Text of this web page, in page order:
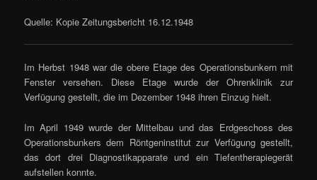
Quelle: Kopie Zeitungsbericht 16.12.1948
Im Herbst 1948 war die obere Etage des Operationsbunkern mit
Fenster versehen. Diese Etage wurde der Ohrenklinik zur
Verfügung gestellt, die im Dezember 1948 ihren Einzug hielt.
Im April 1949 wurde der Mittelbau und das Erdgeschoss des
Operationsbunkers dem Röntgeninstitut zur Verfügung gestellt,
das dort drei Diagnostikapparate und ein Tiefentherapiegerät
aufstellen konnte.